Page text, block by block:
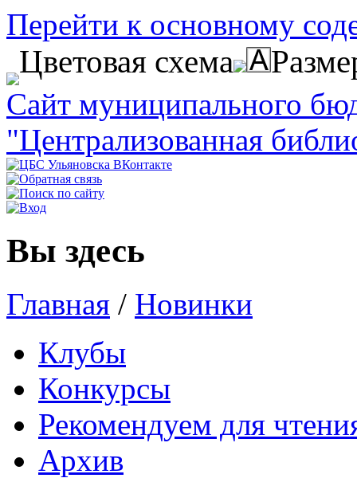
Перейти к основному
Цветовая схема
Сайт муниципального
"Централизованная
Вы здесь
Главная / Новинки
Клубы
Конкурсы
Рекомендуем для
Архив